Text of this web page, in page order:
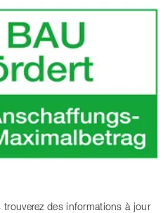
des informations à jour